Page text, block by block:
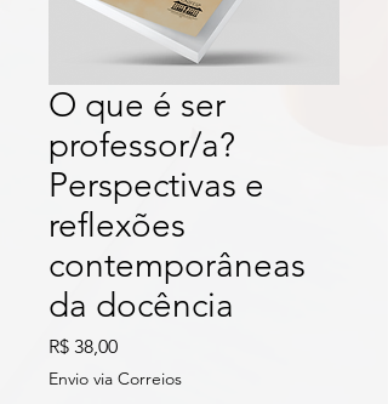
O que é ser
professor/a?
Perspectivas e
reflexões
contemporâneas
da docência
R$ 38,00Preço
Envio via Correios